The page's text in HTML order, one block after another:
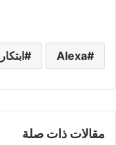
Alexa ابتكار
مقالات ذات صلة